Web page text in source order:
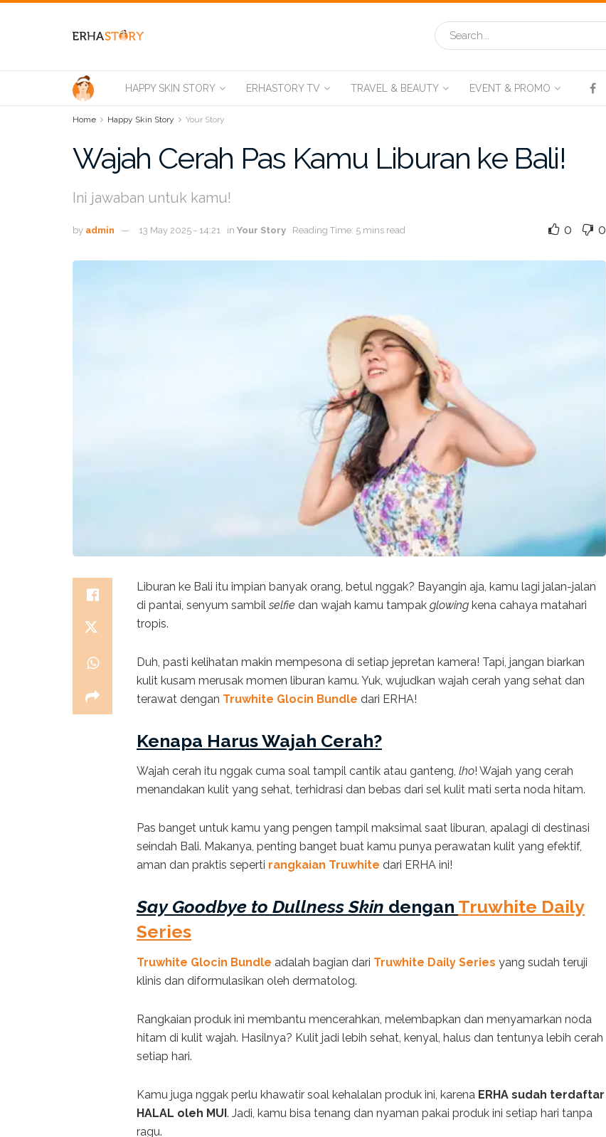
HAPPY SKIN STORY ERHASTORY TV TRAVEL & BEAUTY EVENT & PROMO
Home Happy Skin Story Your Story
Wajah Cerah Pas Kamu Liburan ke Bali!
Ini jawaban untuk kamu!
by admin 13 May 2025 - 14:21 in Your Story Reading Time: 5 mins read 0 0
Liburan ke Bali itu impian banyak orang, betul nggak? Bayangin aja, kamu lagi jalan-jalan
di pantai, senyum sambil selfie dan wajah kamu tampak glowing kena cahaya matahari
tropis.
Duh, pasti kelihatan makin mempesona di setiap jepretan kamera! Tapi, jangan biarkan
kulit kusam merusak momen liburan kamu. Yuk, wujudkan wajah cerah yang sehat dan
terawat dengan Truwhite Glocin Bundle dari ERHA!
Kenapa Harus Wajah Cerah?
Wajah cerah itu nggak cuma soal tampil cantik atau ganteng, lho! Wajah yang cerah
menandakan kulit yang sehat, terhidrasi dan bebas dari sel kulit mati serta noda hitam.
Pas banget untuk kamu yang pengen tampil maksimal saat liburan, apalagi di destinasi
seindah Bali. Makanya, penting banget buat kamu punya perawatan kulit yang efektif,
aman dan praktis seperti rangkaian Truwhite dari ERHA ini!
Say Goodbye to Dullness Skin dengan Truwhite Daily
Series
Truwhite Glocin Bundle adalah bagian dari Truwhite Daily Series yang sudah teruji
klinis dan diformulasikan oleh dermatolog.
Rangkaian produk ini membantu mencerahkan, melembapkan dan menyamarkan noda
hitam di kulit wajah. Hasilnya? Kulit jadi lebih sehat, kenyal, halus dan tentunya lebih cerah
setiap hari.
Kamu juga nggak perlu khawatir soal kehalalan produk ini, karena ERHA sudah terdaftar
HALAL oleh MUI. Jadi, kamu bisa tenang dan nyaman pakai produk ini setiap hari tanpa
ragu.